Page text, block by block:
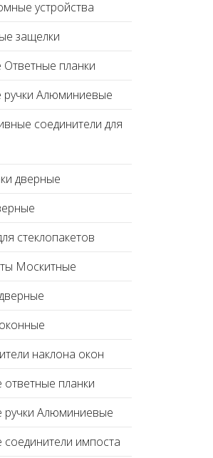
устройства
защелки
планки
Алюминиевые
соединители для
дверные
стеклопакетов
Москитные
наклона окон
планки
ручки Алюминиевые
импоста